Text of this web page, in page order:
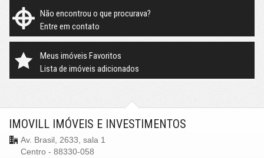
Não encontrou o que procurava?
Entre em contato
Meus imóveis Favoritos
Lista de imóveis adicionados
IMOVILL IMÓVEIS E INVESTIMENTOS
Av. Brasil, 2633, sala 1
Centro - 88330-058